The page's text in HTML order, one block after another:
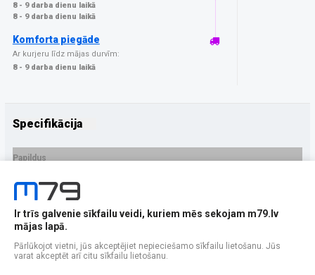
8 - 9 darba dienu laikā
8 - 9 darba dienu laikā
Komforta piegāde
Ar kurjeru līdz mājas durvīm:
8 - 9 darba dienu laikā
Specifikācija
Papildus
Ražotājs
PRECES APRAKSTS
EAN - 654316816871
Ir trīs galvenie sīkfailu veidi, kuriem mēs sekojam m79.lv
mājas lapā.
Pārlūkojot vietni, jūs akceptējiet nepieciešamo sīkfailu lietošanu. Jūs
varat akceptēt arī citu sīkfailu lietošanu.